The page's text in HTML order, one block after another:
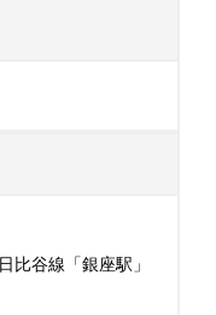
比谷線「銀座駅」